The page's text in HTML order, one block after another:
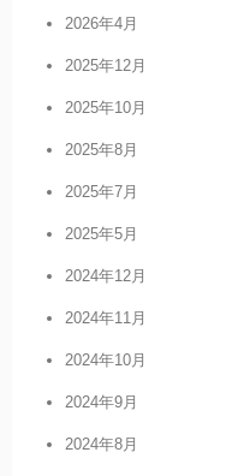
2026年4月
2025年12月
2025年10月
2025年8月
2025年7月
2025年5月
2024年12月
2024年11月
2024年10月
2024年9月
2024年8月